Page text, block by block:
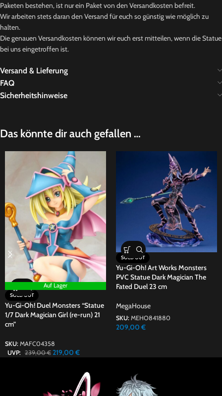
Paketen bestehen, ist nur ein Paket von den Versandkosten befreit.
Wir arbeiten stets daran den Versand für euch so günstig wie möglich zu
halten.
Die genauen Versandkosten können wir euch erst mitteilen, wenn die Statue
bei uns eingetroffen ist.
Versand & Lieferung
FAQ
Sicherheitshinweise
Das könnte dir auch gefallen …
Auf Lager
SOLD OUT
Yu-Gi-Oh! Duel Monsters “Statue
1/7 Dark Magician Girl (re-run) 21
cm”
SKU: MAFC04358
UVP: 239,00€ 219,00 €
SOLD OUT
Yu-Gi-Oh! Art Works Monsters
PVC Statue Dark Magician The
Fated Duel 23 cm
MegaHouse
SKU: MEHO841880
209,00 €